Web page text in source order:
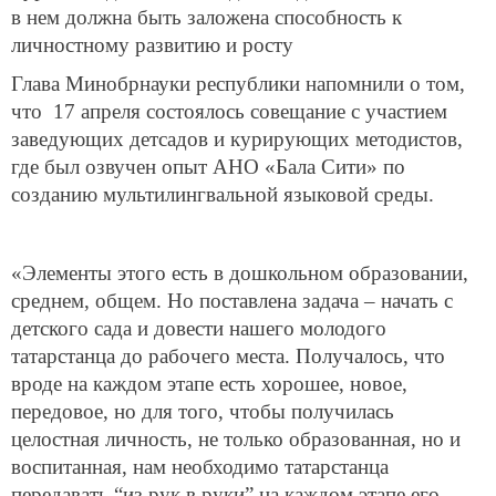
в нем должна быть заложена способность к
личностному развитию и росту
Глава Минобрнауки республики напомнили о том,
что 17 апреля состоялось совещание с участием
заведующих детсадов и курирующих методистов,
где был озвучен опыт АНО «Бала Сити» по
созданию мультилингвальной языковой среды.
«Элементы этого есть в дошкольном образовании,
среднем, общем. Но поставлена задача – начать с
детского сада и довести нашего молодого
татарстанца до рабочего места. Получалось, что
вроде на каждом этапе есть хорошее, новое,
передовое, но для того, чтобы получилась
целостная личность, не только образованная, но и
воспитанная, нам необходимо татарстанца